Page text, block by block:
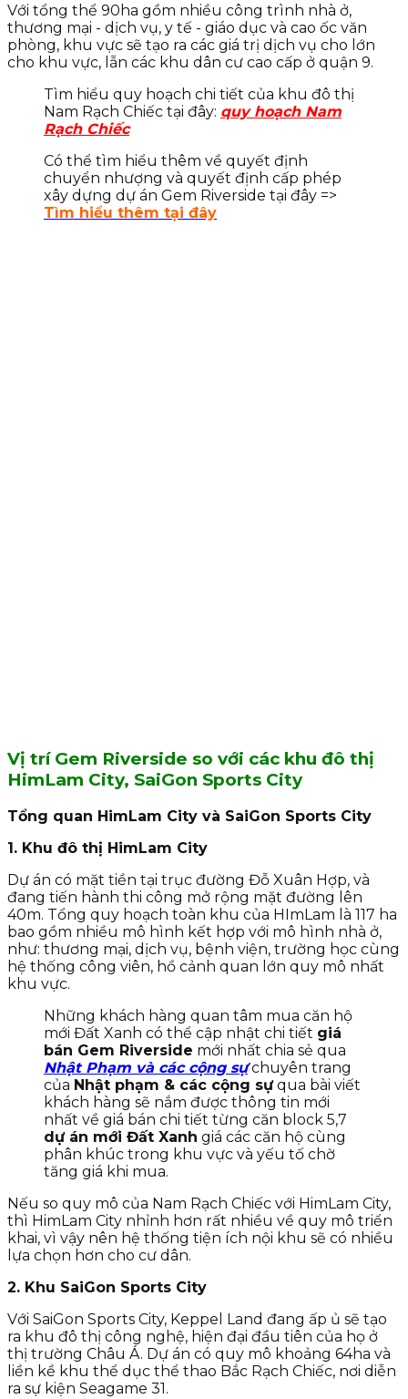
Với tổng thể 90ha gồm nhiều công trình nhà ở,
thương mại - dịch vụ, y tế - giáo dục và cao ốc văn
phòng, khu vực sẽ tạo ra các giá trị dịch vụ cho lớn
cho khu vực, lẫn các khu dân cư cao cấp ở quận 9.
Tìm hiểu quy hoạch chi tiết của khu đô thị
Nam Rạch Chiếc tại đây: quy hoạch Nam
Rạch Chiếc
Có thể tìm hiểu thêm về quyết định
chuyển nhượng và quyết định cấp phép
xây dựng dự án Gem Riverside tại đây =>
Tìm hiểu thêm tại đây
Vị trí Gem Riverside so với các khu đô thị
HimLam City, SaiGon Sports City
Tổng quan HimLam City và SaiGon Sports City
1. Khu đô thị HimLam City
Dự án có mặt tiền tại trục đường Đỗ Xuân Hợp, và
đang tiến hành thi công mở rộng mặt đường lên
40m. Tổng quy hoạch toàn khu của HImLam là 117 ha
bao gồm nhiều mô hình kết hợp với mô hình nhà ở,
như: thương mại, dịch vụ, bệnh viện, trường học cùng
hệ thống công viên, hồ cảnh quan lớn quy mô nhất
khu vực.
Những khách hàng quan tâm mua căn hộ
mới Đất Xanh có thể cập nhật chi tiết giá
bán Gem Riverside mới nhất chia sẻ qua
Nhật Phạm và các cộng sựchuyên trang
của Nhật phạm & các cộng sựqua bài viết
khách hàng sẽ nắm được thông tin mới
nhất về giá bán chi tiết từng căn block 5,7
dự án mới Đất Xanh giá các căn hộ cùng
phân khúc trong khu vực và yếu tố chờ
tăng giá khi mua.
Nếu so quy mô của Nam Rạch Chiếc với HimLam City,
thì HimLam City nhỉnh hơn rất nhiều về quy mô triển
khai, vì vậy nên hệ thống tiện ích nội khu sẽ có nhiều
lựa chọn hơn cho cư dân.
2. Khu SaiGon Sports City
Với SaiGon Sports City, Keppel Land đang ấp ủ sẽ tạo
ra khu đô thị công nghệ, hiện đại đầu tiên của họ ở
thị trường Châu Á. Dự án có quy mô khoảng 64ha và
liền kề khu thể dục thể thao Bắc Rạch Chiếc, nơi diễn
ra sự kiện Seagame 31.